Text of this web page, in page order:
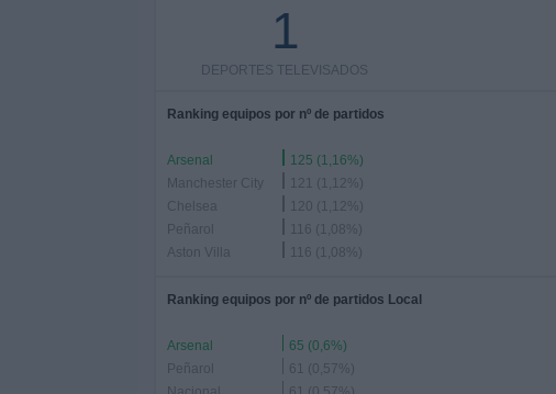
1
DEPORTES TELEVISADOS
Ranking equipos por nº de partidos
Arsenal
125 (1,16%)
Manchester City
121 (1,12%)
Chelsea
120 (1,12%)
Peñarol
116 (1,08%)
Aston Villa
116 (1,08%)
Ranking equipos por nº de partidos Local
Arsenal
65 (0,6%)
Peñarol
61 (0,57%)